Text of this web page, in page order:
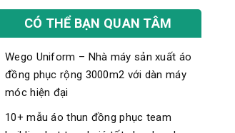
CÓ THỂ BẠN QUAN TÂM
Wego Uniform – Nhà máy sản xuất áo
đồng phục rộng 3000m2 với dàn máy
móc hiện đại
10+ mẫu áo thun đồng phục team